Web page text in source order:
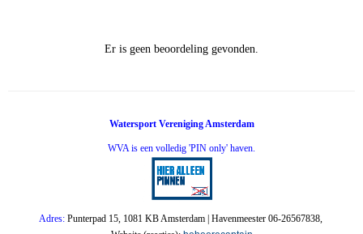
Er is geen beoordeling gevonden.
Watersport Vereniging Amsterdam
WVA is een volledig 'PIN only' haven.
Adres:Punterpad 15, 1081 KB Amsterdam | Havenmeester 06-26567838,